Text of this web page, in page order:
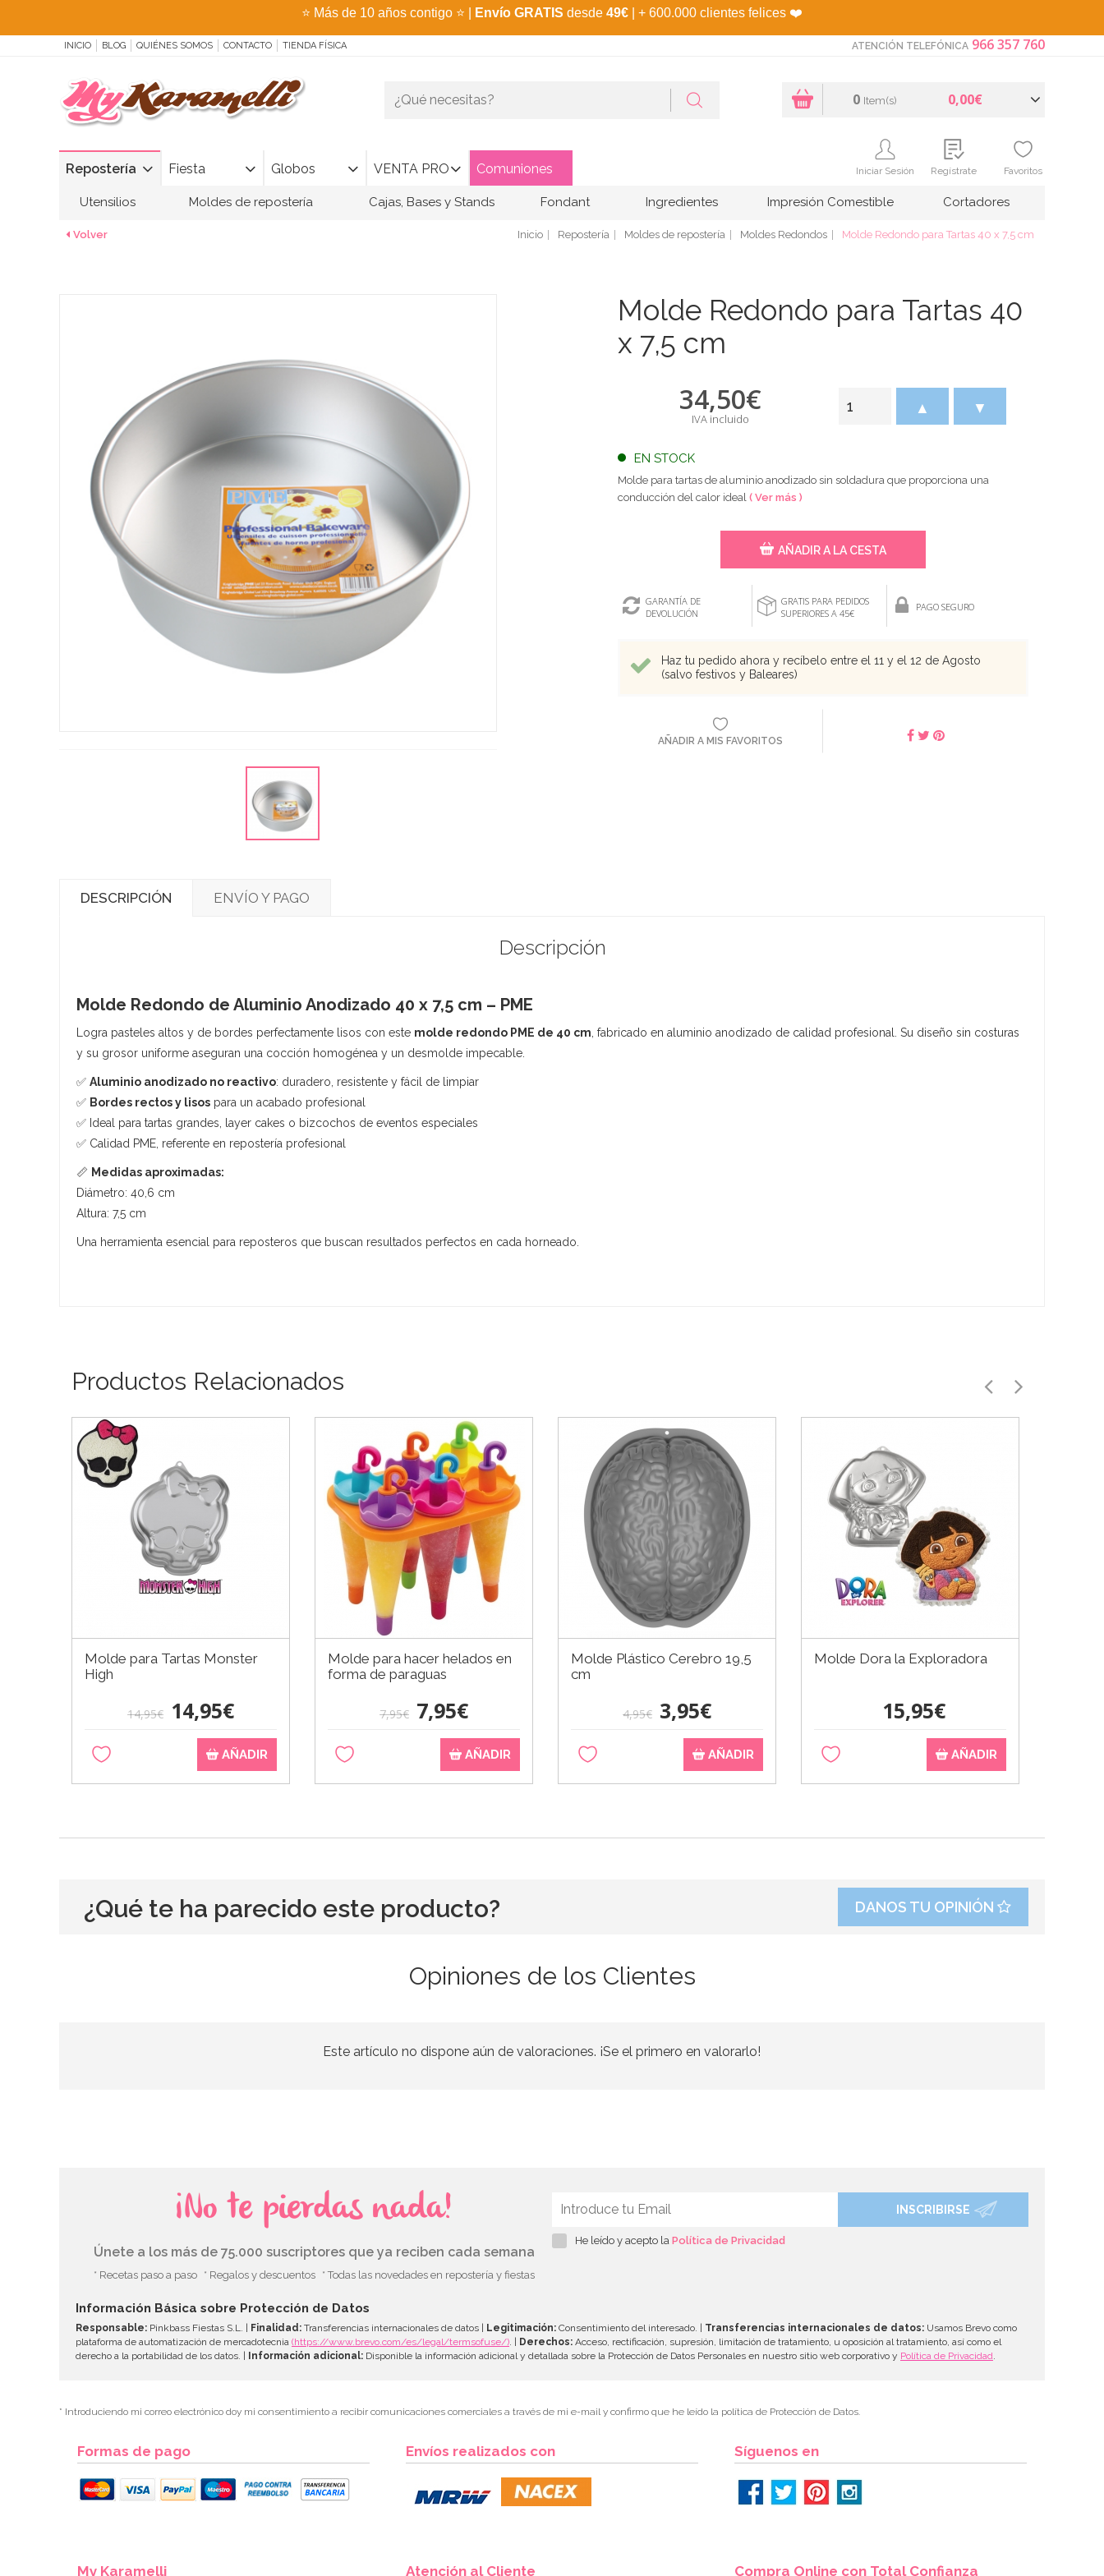
⭐ Más de 10 años contigo ⭐ Envío GRATIS desde 49€ | + 600.000 clientes felices ❤️
INICIO BLOG QUIÉNES SOMOS CONTACTO TIENDA FÍSICA ATENCIÓN TELEFÓNICA 966 357 760
Repostería Fiesta Globos VENTA PRO Comuniones
0 Item(s) 0,00€
Iniciar Sesión Regístrate Favoritos
Utensilios Moldes de repostería Cajas, Bases y Stands Fondant Ingredientes Impresión Comestible Cortadores
Volver Inicio Repostería Moldes de repostería Moldes Redondos Molde Redondo para Tartas 40 x 7,5 cm
Molde Redondo para Tartas 40
x 7,5 cm
34,50€
IVA incluido
EN STOCK
▲ ▼
Molde para tartas de aluminio anodizado sin soldadura que proporciona una
conducción del calor ideal ( Ver más )
AÑADIR A LA CESTA
GARANTÍA DE
DEVOLUCIÓN
GRATIS PARA PEDIDOS
SUPERIORES A 45€
PAGO SEGURO
Haz tu pedido ahora y recíbelo entre el 11 y el 12 de Agosto
(salvo festivos y Baleares)
AÑADIR A MIS FAVORITOS
DESCRIPCIÓN ENVÍO Y PAGO
Descripción
Molde Redondo de Aluminio Anodizado 40 x 7,5 cm – PME
Logra pasteles altos y de bordes perfectamente lisos con este molde redondo PME de 40 cm , fabricado en aluminio anodizado de calidad profesional. Su diseño sin costuras
y su grosor uniforme aseguran una cocción homogénea y un desmolde impecable.
✅ Aluminio anodizado no reactivo: duradero, resistente y fácil de limpiar
✅ Bordes rectos y lisos para un acabado profesional
✅ Ideal para tartas grandes, layer cakes o bizcochos de eventos especiales
✅ Calidad PME, referente en repostería profesional
📏 Medidas aproximadas:
Diámetro: 40,6 cm
Altura: 7,5 cm
Una herramienta esencial para reposteros que buscan resultados perfectos en cada horneado.
Productos Relacionados
Molde para Tartas Monster
High
14,95€ 14,95€
AÑADIR
Molde para hacer helados en
forma de paraguas
7,95€ 7,95€
AÑADIR
Molde Plástico Cerebro 19,5
cm
4,95€ 3,95€
AÑADIR
Molde Dora la Exploradora
15,95€
AÑADIR
¿Qué te ha parecido este producto? DANOS TU OPINIÓN
Opiniones de los Clientes
Este artículo no dispone aún de valoraciones. ¡Se el primero en valorarlo!
¡No te pierdas nada!
Únete a los más de 75.000 suscriptores que ya reciben cada semana
* Recetas paso a paso * Regalos y descuentos * Todas las novedades en repostería y fiestas
INSCRIBIRSE
He leído y acepto la Política de Privacidad
Información Básica sobre Protección de Datos
Responsable: Pinkbass Fiestas S.L. | Finalidad: Transferencias internacionales de datos | Legitimación: Consentimiento del interesado. | Transferencias internacionales de datos: Usamos Brevo como
plataforma de automatización de mercadotecnia (https://www.brevo.com/es/legal/termsofuse/) . | Derechos: Acceso, rectificación, supresión, limitación de tratamiento, u oposición al tratamiento, así como el
derecho a la portabilidad de los datos. | Información adicional: Disponible la información adicional y detallada sobre la Protección de Datos Personales en nuestro sitio web corporativo y Política de Privacidad
* Introduciendo mi correo electrónico doy mi consentimiento a recibir comunicaciones comerciales a través de mi e-mail y confirmo que he leído la política de Protección de Datos.
Formas de pago Envíos realizados con Síguenos en
My Karamelli Atención al Cliente Compra Online con Total Confianza